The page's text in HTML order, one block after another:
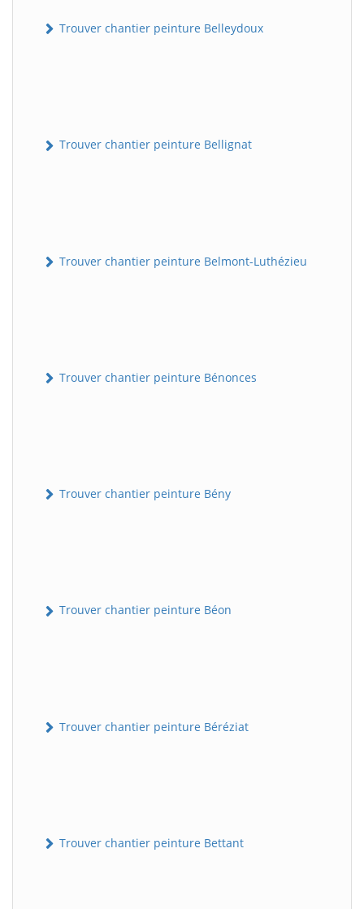
Trouver chantier peinture Belleydoux
Trouver chantier peinture Bellignat
Trouver chantier peinture Belmont-Luthézieu
Trouver chantier peinture Bénonces
Trouver chantier peinture Bény
Trouver chantier peinture Béon
Trouver chantier peinture Béréziat
Trouver chantier peinture Bettant